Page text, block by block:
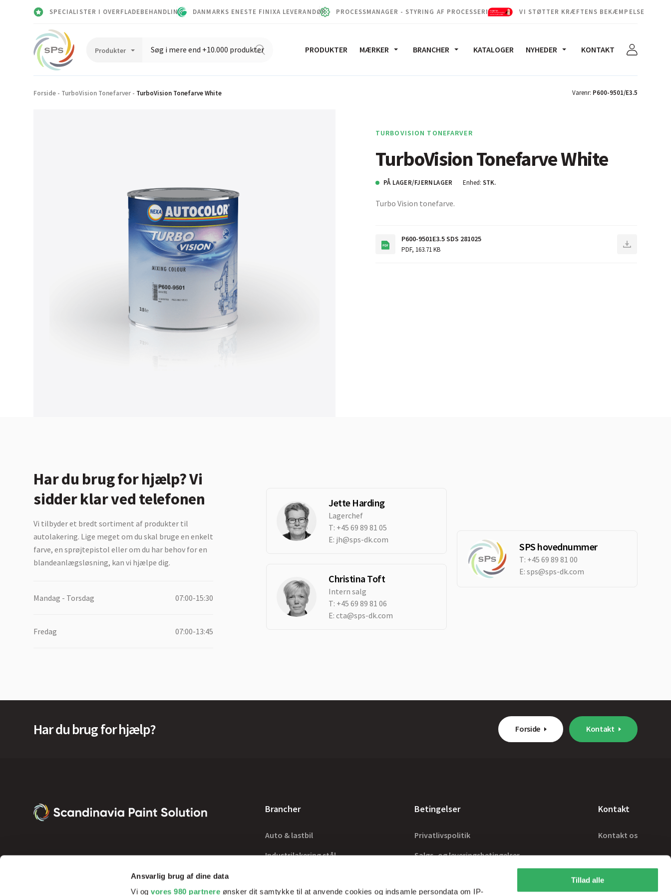
Ansvarlig brug af dine data
Vi ogvores 980 partnere ønsker dit samtykke til at anvende cookies og indsamle persondata om IP-
Tillad alle
SPECIALISTER I OVERFLADEBEHANDLING DANMARKS ENESTE FINIXA LEVERANDØR PROCESSMANAGER - STYRING AF PROCESSERNE VI STØTTER KRÆFTENS BEKÆMPELSE
PRODUKTER MÆRKER BRANCHER KATALOGER NYHEDER KONTAKT
Forside - TurboVision Tonefarver - TurboVision Tonefarve White Varenr: P600-9501/E3.5
TURBOVISION TONEFARVER
TurboVision Tonefarve White
PÅ LAGER/FJERNLAGER Enhed: STK.
Turbo Vision tonefarve.
P600-9501E3.5 SDS 281025
PDF, 163.71 KB
Har du brug for hjælp? Vi
sidder klar ved telefonen
Vi tilbyder et bredt sortiment af produkter til
autolakering. Lige meget om du skal bruge en enkelt
farve, en sprøjtepistol eller om du har behov for en
blandeanlægsløsning, kan vi hjælpe dig.
Mandag - Torsdag 07:00-15:30
Fredag 07:00-13:45
Jette Harding
Lagerchef
T: +45 69 89 81 05
E: jh@sps-dk.com
Christina Toft
Intern salg
T: +45 69 89 81 06
E:cta@sps-dk.com
SPS hovednummer
T: +45 69 89 81 00
E: sps@sps-dk.com
Har du brug for hjælp? Forside Kontakt
Brancher
Auto & lastbil
Industrilakering stål
Betingelser
Privatlivspolitik
Salgs- og leveringsbetingelser
Kontakt
Kontakt os